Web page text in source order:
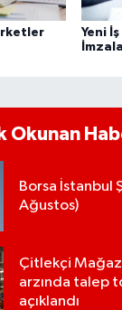
Yeni
Okunan
Borsa İstanbul
Ağustos)
Çitlekçi
arzında talep
açıklandı